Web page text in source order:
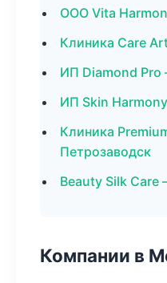
ООО Vita
Клиника Care
ИП Diamond
ИП Skin
Клиника
Петрозаводск
Beauty Silk
Компании в